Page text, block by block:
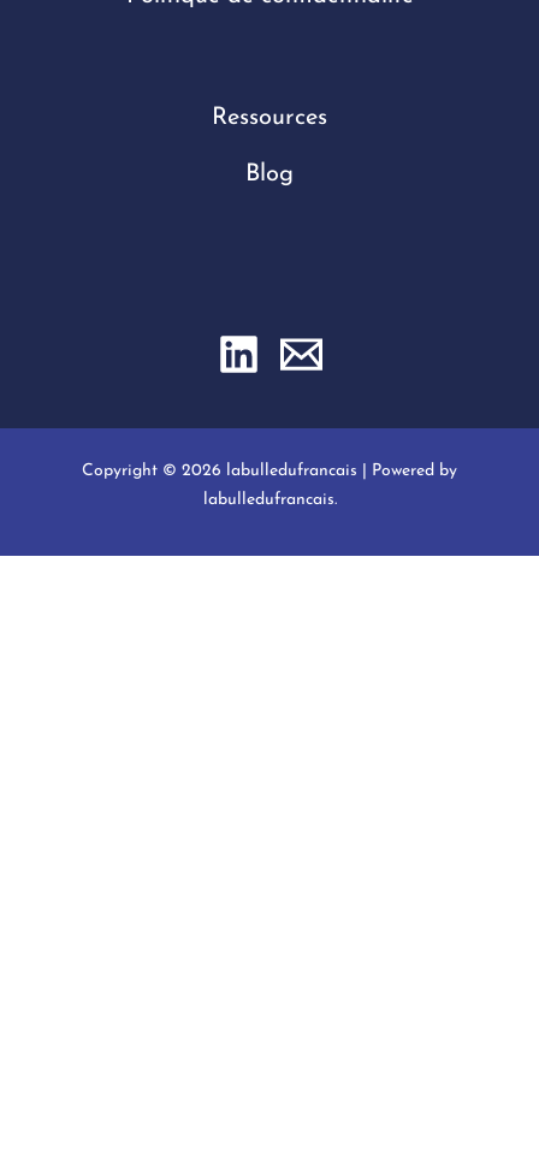
Ressources
Blog
Copyright © 2026 labulledufrancais | Powered by
labulledufrancais.